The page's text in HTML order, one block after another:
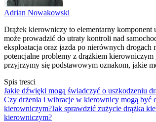
Adrian Nowakowski
Drążek kierowniczy to elementarny
może prowadzić do utraty kontroli nad
eksploatacja oraz jazda po nierównych
potencjalne problemy z drążkiem
przyjrzymy się podstawowym oznakom, jakie
Spis tresci
Jakie dźwięki mogą świadczyć o uszkodzeniu
Czy drżenia i wibracje w kierownicy mogą być
kierowniczym?Jak sprawdzić zużycie drążka
kierowniczym?